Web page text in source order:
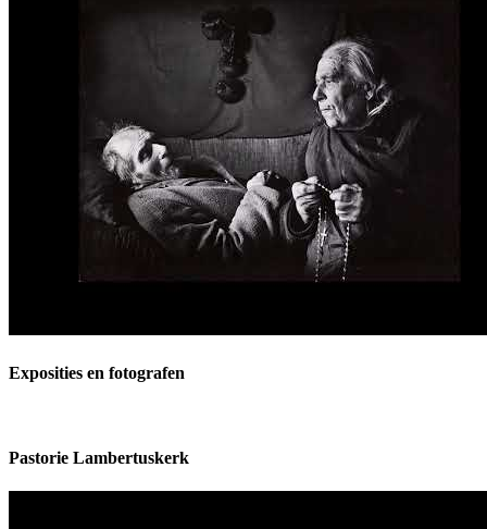
Exposities en fotografen
Pastorie Lambertuskerk